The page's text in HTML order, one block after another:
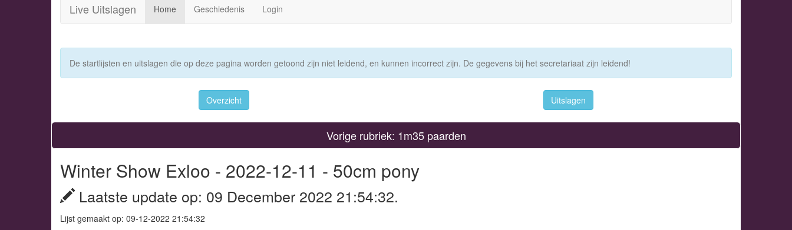
Live Uitslagen Home Geschiedenis Login
De startlijsten en uitslagen die op deze pagina worden getoond zijn niet leidend, en kunnen incorrect zijn. De gegevens bij het secretariaat zijn leidend!
Overzicht Uitslagen
Vorige rubriek: 1m35 paarden
Winter Show Exloo - 2022-12-11 - 50cm pony
Laatste update op: 09 December 2022 21:54:32.
Lijst gemaakt op: 09-12-2022 21:54:32